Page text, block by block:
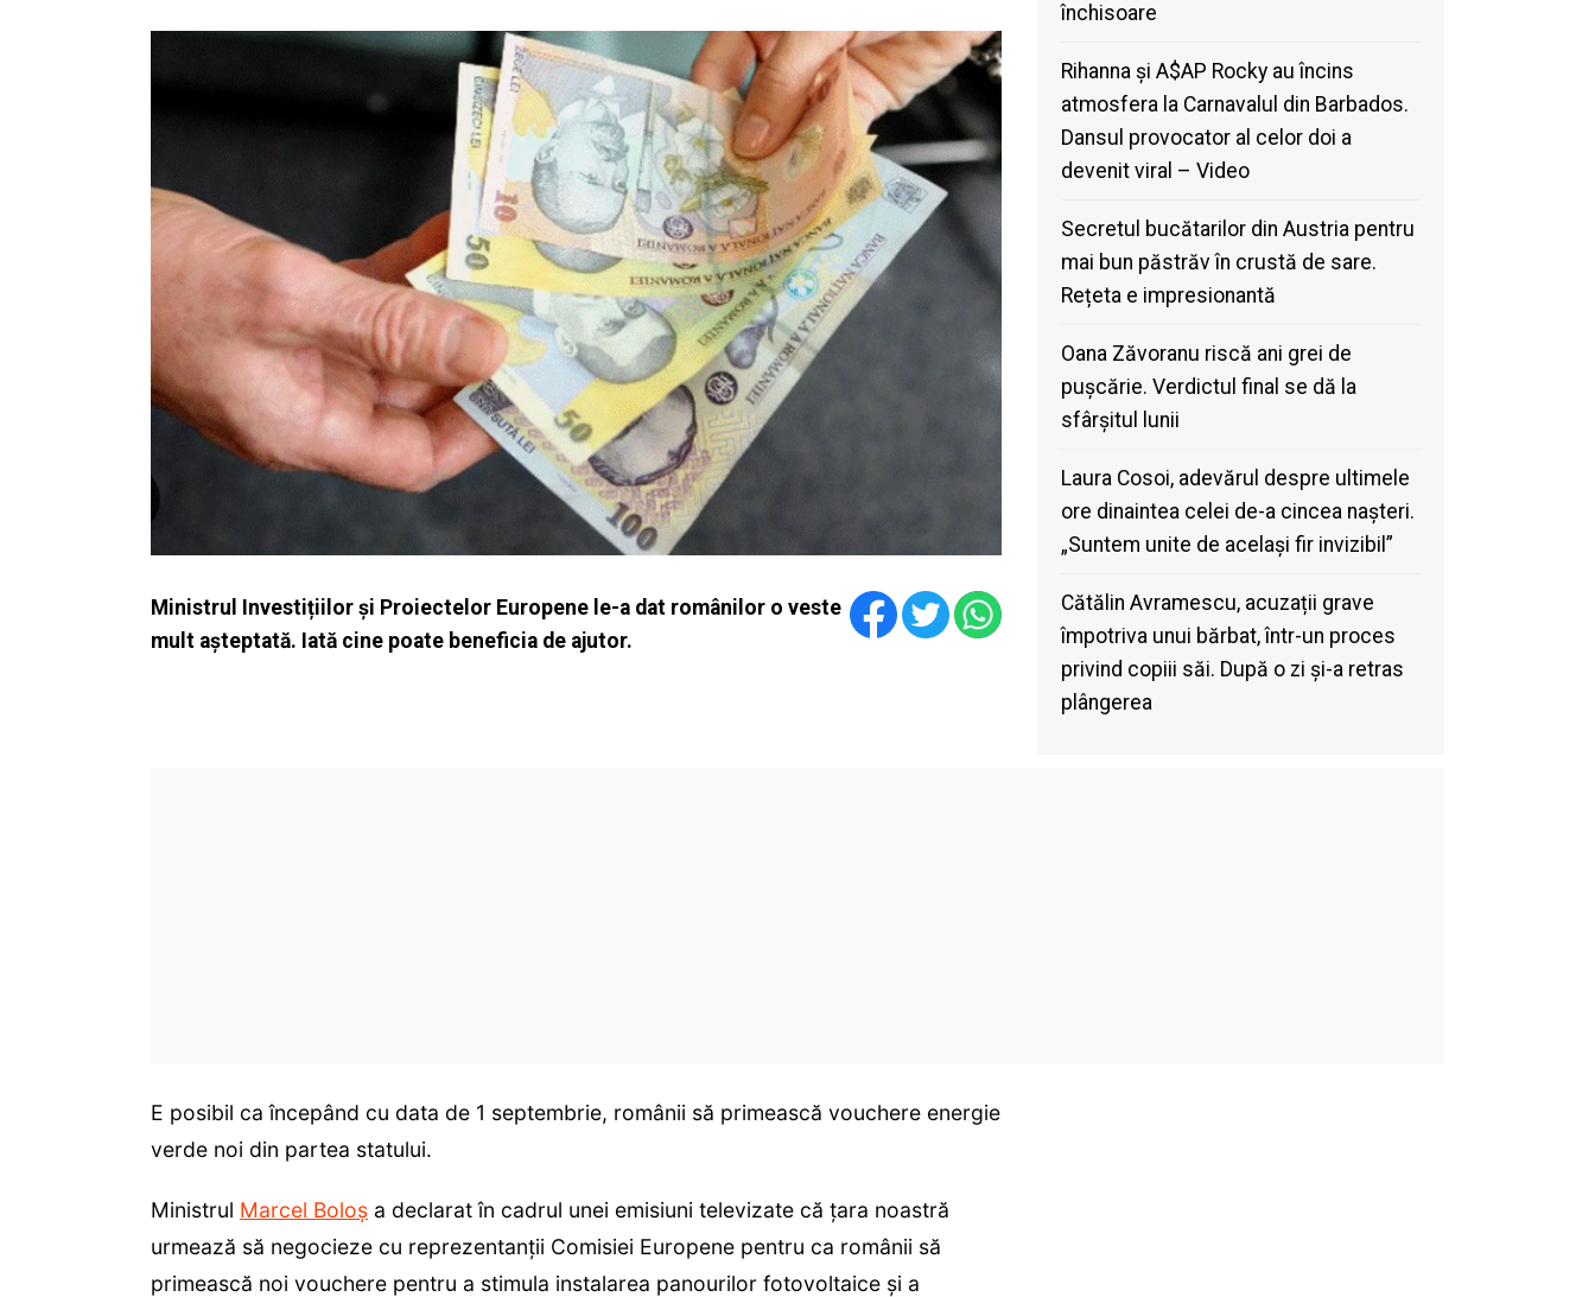
Ministrul Investițiilor și Proiectelor Europene le-a dat românilor o veste
mult așteptată. Iată cine poate beneficia de ajutor.
închisoare
Rihanna și A$AP Rocky au încins
atmosfera la Carnavalul din Barbados.
Dansul provocator al celor doi a
devenit viral – Video
Secretul bucătarilor din Austria pentru
mai bun păstrăv în crustă de sare.
Rețeta e impresionantă
Oana Zăvoranu riscă ani grei de
pușcărie. Verdictul final se dă la
sfârșitul lunii
Laura Cosoi, adevărul despre ultimele
ore dinaintea celei de-a cincea nașteri.
„Suntem unite de același fir invizibil”
Cătălin Avramescu, acuzații grave
împotriva unui bărbat, într-un proces
privind copiii săi. După o zi și-a retras
plângerea
E posibil ca începând cu data de 1 septembrie, românii să primească vouchere energie
verde noi din partea statului.
Ministrul Marcel Boloș a declarat în cadrul unei emisiuni televizate că țara noastră
urmează să negocieze cu reprezentanții Comisiei Europene pentru ca românii să
primească noi vouchere pentru a stimula instalarea panourilor fotovoltaice și a